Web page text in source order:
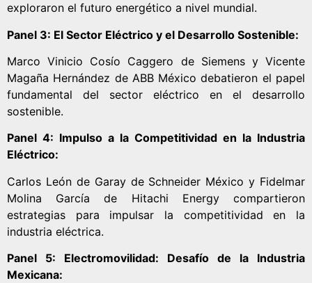
exploraron el futuro energético a nivel mundial.
Panel 3: El Sector Eléctrico y el Desarrollo Sostenible:
Marco Vinicio Cosío Caggero de Siemens y Vicente
Magaña Hernández de ABB México debatieron el papel
fundamental del sector eléctrico en el desarrollo
sostenible.
Panel 4: Impulso a la Competitividad en la Industria
Eléctrico:
Carlos León de Garay de Schneider México y Fidelmar
Molina García de Hitachi Energy compartieron
estrategias para impulsar la competitividad en la
industria eléctrica.
Panel 5: Electromovilidad: Desafío de la Industria
Mexicana: